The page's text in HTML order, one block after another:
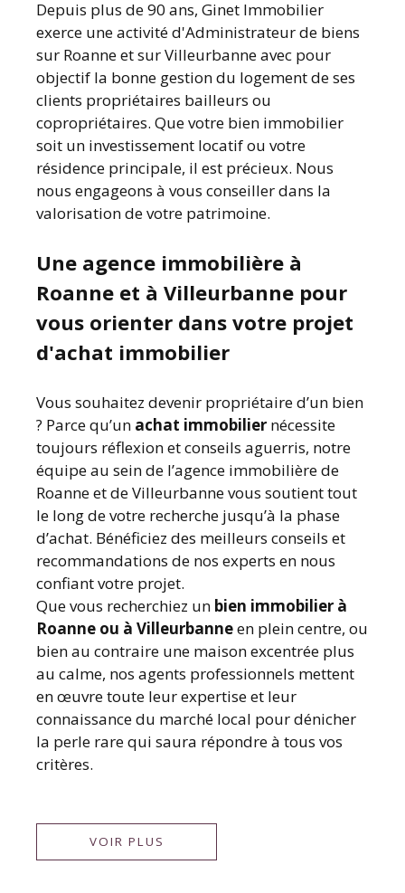
Depuis plus de 90 ans, Ginet Immobilier
exerce une activité d'Administrateur de biens
sur Roanne et sur Villeurbanne avec pour
objectif la bonne gestion du logement de ses
clients propriétaires bailleurs ou
copropriétaires. Que votre bien immobilier
soit un investissement locatif ou votre
résidence principale, il est précieux. Nous
nous engageons à vous conseiller dans la
valorisation de votre patrimoine.
Une agence immobilière à
Roanne et à Villeurbanne pour
vous orienter dans votre projet
d'achat immobilier
Vous souhaitez devenir propriétaire d’un bien
? Parce qu’un achat immobilier nécessite
toujours réflexion et conseils aguerris, notre
équipe au sein de l’agence immobilière de
Roanne et de Villeurbanne vous soutient tout
le long de votre recherche jusqu’à la phase
d’achat. Bénéficiez des meilleurs conseils et
recommandations de nos experts en nous
confiant votre projet.
Que vous recherchiez un bien immobilier à
Roanne ou à Villeurbanneen plein centre, ou
bien au contraire une maison excentrée plus
au calme, nos agents professionnels mettent
en œuvre toute leur expertise et leur
connaissance du marché local pour dénicher
la perle rare qui saura répondre à tous vos
critères.
VOIR PLUS